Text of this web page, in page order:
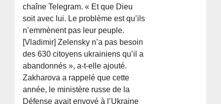
chaîne Telegram. « Et que Dieu
soit avec lui. Le problème est qu’ils
n’emmènent pas leur peuple.
[Vladimir] Zelensky n’a pas besoin
des 630 citoyens ukrainiens qu’il a
abandonnés », a-t-elle ajouté.
Zakharova a rappelé que cette
année, le ministère russe de la
Défense avait envoyé à l’Ukraine